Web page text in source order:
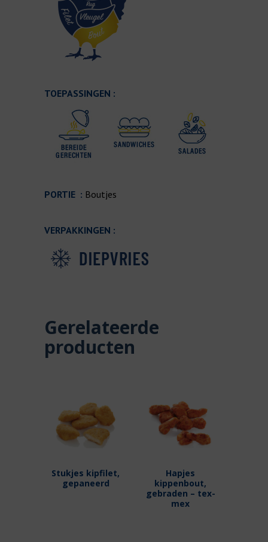
TOEPASSINGEN :
PORTIE : Boutjes
VERPAKKINGEN :
Gerelateerde
producten
Stukjes kipfilet,
gepaneerd
Hapjes
kippenbout,
gebraden – tex-
mex